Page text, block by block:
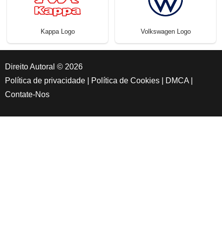
Kappa Logo Volkswagen Logo
Direito Autoral © 2026
Política de privacidade
Política de Cookies DMCA|
Contate-Nos